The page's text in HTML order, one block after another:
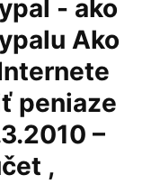
- ako
Ako
peniaze
–
,